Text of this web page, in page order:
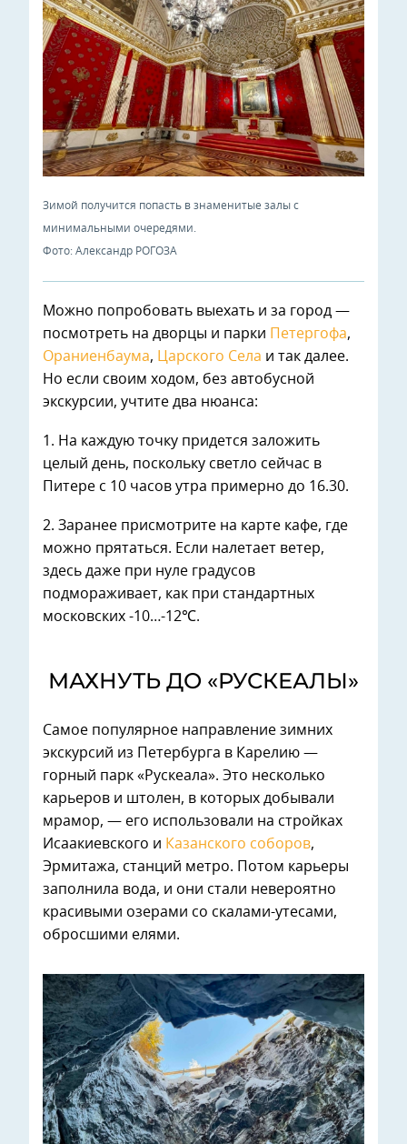
Зимой получится попасть в знаменитые залы с
минимальными очередями.
Фото: Александр РОГОЗА
Можно попробовать выехать и за город —
посмотреть на дворцы и парки
Петергофа,
Ораниенбаума, Царского Села и так далее.
Но если своим ходом, без автобусной
экскурсии, учтите два нюанса:
1. На каждую точку придется заложить
целый день, поскольку светло сейчас в
Питере с 10 часов утра примерно до 16.30.
2. Заранее присмотрите на карте кафе, где
можно прятаться. Если налетает ветер,
здесь даже при нуле градусов
подмораживает, как при стандартных
московских -10…-12℃.
МАХНУТЬ ДО «РУСКЕАЛЫ»
Самое популярное направление зимних
экскурсий из Петербурга в Карелию —
горный парк «Рускеала». Это несколько
карьеров и штолен, в которых добывали
мрамор, — его использовали на стройках
Исаакиевского и Казанского соборов,
Эрмитажа, станций метро. Потом карьеры
заполнила вода, и они стали невероятно
красивыми озерами со скалами-утесами,
обросшими елями.